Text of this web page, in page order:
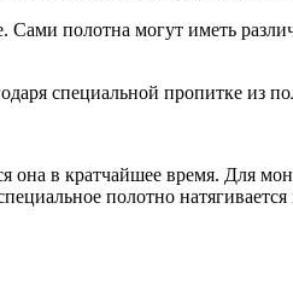
полотна могут иметь
специальной пропитке из
она в кратчайшее время. Для
полотно